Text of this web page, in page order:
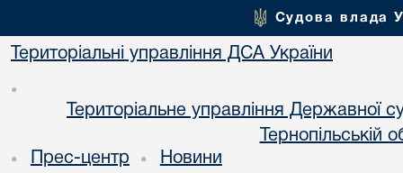
Судова влада
Територіальні управління ДСА України
•
Територіальне управління Державної
Тернопільській
• Прес-центр • Новини